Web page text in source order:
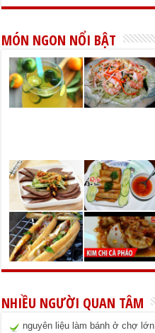
MÓN NGON NỔI BẬT
NHIỀU NGƯỜI QUAN TÂM
nguyên liệu làm bánh ở chợ lớn